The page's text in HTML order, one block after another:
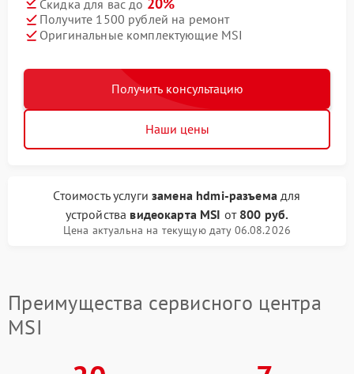
Скидка для вас до
Получите 1500 рублей на ремонт
Оригинальные комплектующие MSI
Получить консультацию
Наши цены
Стоимость услугизамена hdmi-разъема для
устройства видеокарта MSI от 800 руб.
Цена актуальна на текущую дату 06.08.2026
Преимущества сервисного центра
MSI